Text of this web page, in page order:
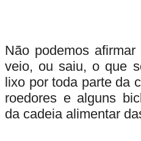
Não podemos
veio, ou saiu, o que
lixo por toda parte da
roedores e alguns
da cadeia alimentar